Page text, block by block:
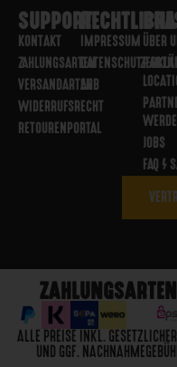
SUPPORT
KONTAKT
ZAHLUNGSARTEN
VERSANDARTEN
WIDERRUFSRECHT
RETOURENPORTAL
IMPRESSUM
AGB
ÜBER
JOBS
FAQ /
ZAHLUNGSARTEN
ALLE PREISE INKL.
UND GGF.